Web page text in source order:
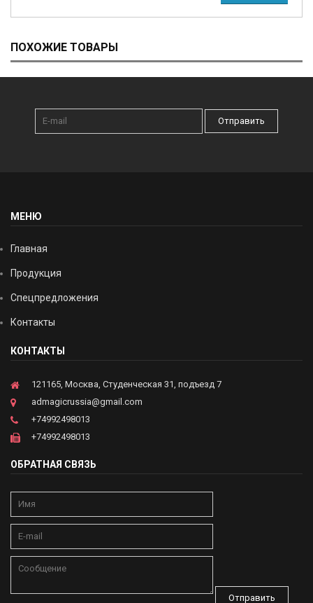
ПОХОЖИЕ ТОВАРЫ
Отправить
МЕНЮ
Главная
Продукция
Спецпредложения
Контакты
КОНТАКТЫ
121165, Москва, Студенческая 31, подъезд 7
admagicrussia@gmail.com
+74992498013
+74992498013
ОБРАТНАЯ СВЯЗЬ
Отправить